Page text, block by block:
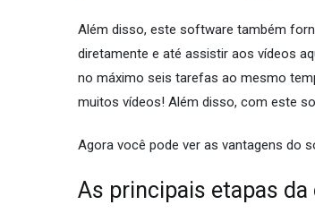
Além disso, este software também
diretamente e até assistir aos vídeos
no máximo seis tarefas ao mesmo
muitos vídeos! Além disso, com este
Agora você pode ver as vantagens do
As principais etapas da